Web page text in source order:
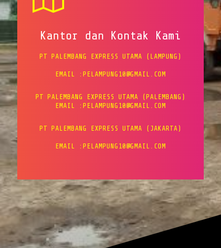
Kantor dan Kontak Kami
PT PALEMBANG EXPRESS UTAMA (LAMPUNG)
EMAIL :PELAMPUNG10@GMAIL.COM
PT PALEMBANG EXPRESS UTAMA (PALEMBANG)
EMAIL :PELAMPUNG10@GMAIL.COM
PT PALEMBANG EXPRESS UTAMA (JAKARTA)
EMAIL :PELAMPUNG10@GMAIL.COM